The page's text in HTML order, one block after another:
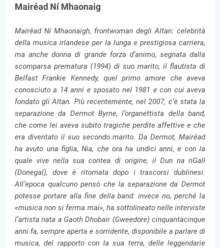
Mairéad Ní Mhaonaig
Mairéad Ní Mhaonaigh, frontwoman degli Altan: celebrità
della musica irlandese per la lunga e prestigiosa carriera,
ma anche donna di grande forza d’animo, segnata dalla
scomparsa prematura (1994) di suo marito, il flautista di
Belfast Frankie Kennedy, quel primo amore che aveva
conosciuto a 14 anni e sposato nel 1981 e con cui aveva
fondato gli Altan. Più recentemente, nel 2007, c’è stata la
separazione da Dermot Byrne, l’organettista della band,
che come lei aveva subito tragiche perdite affettive e che
era diventato il suo secondo marito. Da Dermot, Mairéad
ha avuto una figlia, Nia, che ora ha undici anni, e con la
quale vive nella sua contea di origine, il Dun na nGall
(Donegal), dove è ritornata dopo i trascorsi dublinesi.
All’epoca qualcuno pensò che la separazione da Dermot
potesse portare alla fine della band: invece no, perché la
«musica non si ferma mai», ha sottolineato nelle interviste
l’artista nata a Gaoth Dhobair (Gweedore) cinquantacinque
anni fa, sempre aperta e sorridente, disponibile a parlare di
musica, del rapporto con la sua terra, delle leggendarie